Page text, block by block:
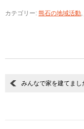
カテゴリー: 熊石の地域活動,
みんなで家を建てまし